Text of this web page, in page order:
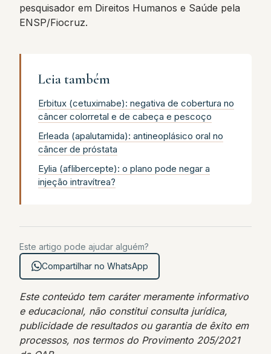
pesquisador em Direitos Humanos e Saúde pela
ENSP/Fiocruz.
Leia também
Erbitux (cetuximabe): negativa de cobertura no
câncer colorretal e de cabeça e pescoço
Erleada (apalutamida): antineoplásico oral no
câncer de próstata
Eylia (aflibercepte): o plano pode negar a
injeção intravítrea?
Este artigo pode ajudar alguém?
Compartilhar no WhatsApp
Este conteúdo tem caráter meramente informativo
e educacional, não constitui consulta jurídica,
publicidade de resultados ou garantia de êxito em
processos, nos termos do Provimento 205/2021